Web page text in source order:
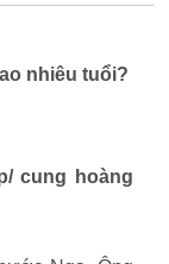
nhiêu tuổi?
cung hoàng